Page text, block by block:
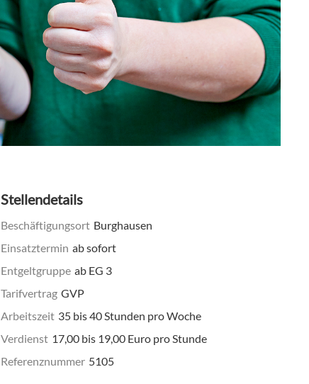
Stellendetails
Beschäftigungsort Burghausen
Einsatztermin ab sofort
Entgeltgruppe ab EG 3
Tarifvertrag GVP
Arbeitszeit 35 bis 40 Stunden pro Woche
Verdienst 17,00 bis 19,00 Euro pro Stunde
Referenznummer 5105